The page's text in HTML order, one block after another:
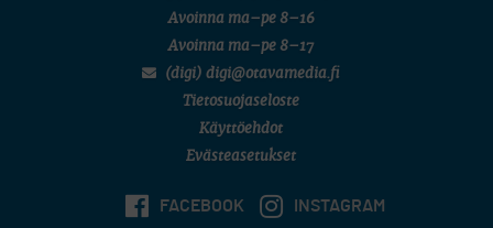
Avoinna ma–pe 8–16
Avoinna ma–pe 8–17
(digi) digi@otavamedia.fi
Tietosuojaseloste
Käyttöehdot
Evästeasetukset
FACEBOOK INSTAGRAM